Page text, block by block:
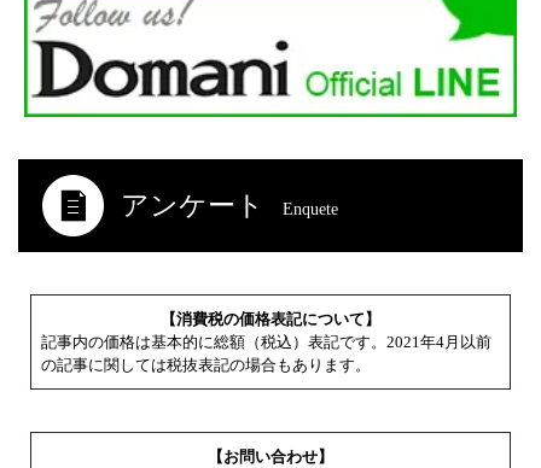
アンケート Enquete
【消費税の価格表記について】
記事内の価格は基本的に総額（税込）表記です。2021年4月以前
の記事に関しては税抜表記の場合もあります。
【お問い合わせ】